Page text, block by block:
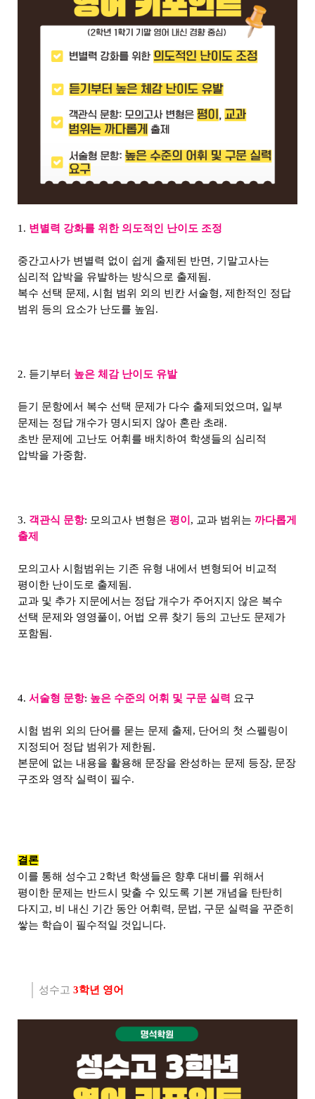
1. 변별력 강화를 위한 의도적인 난이도 조정
중간고사가 변별력 없이 쉽게 출제된 반면, 기말고사는
심리적 압박을 유발하는 방식으로 출제됨.
복수 선택 문제, 시험 범위 외의 빈칸 서술형, 제한적인 정답
범위 등의 요소가 난도를 높임.
2. 듣기부터 높은 체감 난이도 유발
듣기 문항에서 복수 선택 문제가 다수 출제되었으며, 일부
문제는 정답 개수가 명시되지 않아 혼란 초래.
초반 문제에 고난도 어휘를 배치하여 학생들의 심리적
압박을 가중함.
3. 객관식 문항: 모의고사 변형은 평이 , 교과 범위는 까다롭게
출제
모의고사 시험범위는 기존 유형 내에서 변형되어 비교적
평이한 난이도로 출제됨.
교과 및 추가 지문에서는 정답 개수가 주어지지 않은 복수
선택 문제와 영영풀이, 어법 오류 찾기 등의 고난도 문제가
포함됨.
4. 서술형 문항: 높은 수준의 어휘 및 구문 실력 요구
시험 범위 외의 단어를 묻는 문제 출제, 단어의 첫 스펠링이
지정되어 정답 범위가 제한됨.
본문에 없는 내용을 활용해 문장을 완성하는 문제 등장, 문장
구조와 영작 실력이 필수.
결론
이를 통해 성수고 2학년 학생들은 향후 대비를 위해서
평이한 문제는 반드시 맞출 수 있도록 기본 개념을 탄탄히
다지고, 비 내신 기간 동안 어휘력, 문법, 구문 실력을 꾸준히
쌓는 학습이 필수적일 것입니다.
성수고 3학년 영어